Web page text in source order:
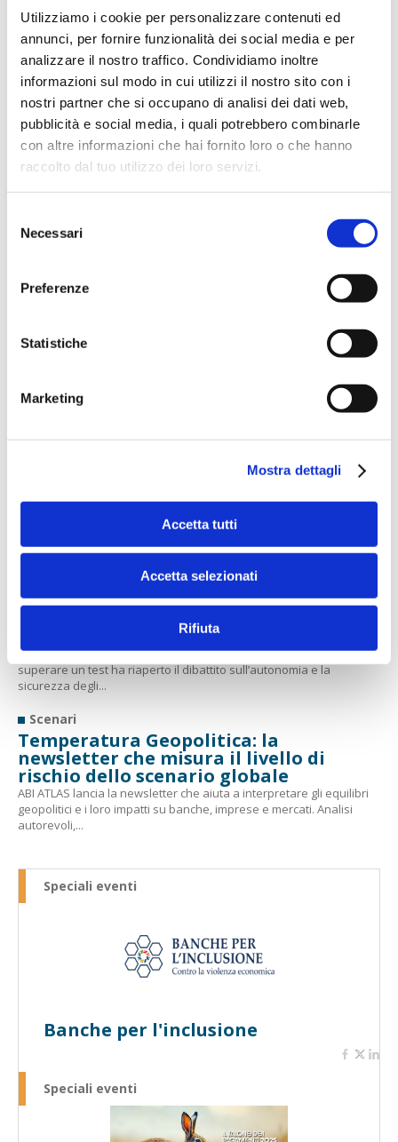
Utilizziamo i cookie per personalizzare contenuti ed
annunci, per fornire funzionalità dei social media e per
analizzare il nostro traffico. Condividiamo inoltre
informazioni sul modo in cui utilizzi il nostro sito con i
nostri partner che si occupano di analisi dei dati web,
pubblicità e social media, i quali potrebbero combinarle
con altre informazioni che hai fornito loro o che hanno
raccolto dal tuo utilizzo dei loro servizi.
delNecessari
Preferenze
Statistiche
Marketing
Mostra dettagli
Accetta tutti
Accetta selezionati
Rifiuta
industriale e la sicurezza dei grandi gruppi, ma
manteniamo l'agilità necessaria per innovare rapidamente
insieme ai nostri clienti. È questo equilibrio tra robustezza
e flessibilità che ci ha permesso di crescere
costantemente in questi 10 anni.La nostra sfida al
mercato: avete un progetto omnicanale complesso o
cercate una soluzione che si adatti davvero al vostro
punto vendita? Metteteci alla prova.
11 libri per far crescere l’intelligenza
I titoli consigliati dalla redazione di Bancaforte per imparare a farsi
Quando l'IA esce dal recinto
Il caso dell’agent di OpenAI che ha usato soluzioni non previste per
superare un test ha riaperto il dibattito sull’autonomia e la
sicurezza degli...
Scenari
Temperatura Geopolitica: la
newsletter che misura il livello di
rischio dello scenario globale
ABI ATLAS lancia la newsletter che aiuta a interpretare gli equilibri
geopolitici e i loro impatti su banche, imprese e mercati. Analisi
autorevoli,...
Speciali eventi
Banche per l'inclusione
Speciali eventi